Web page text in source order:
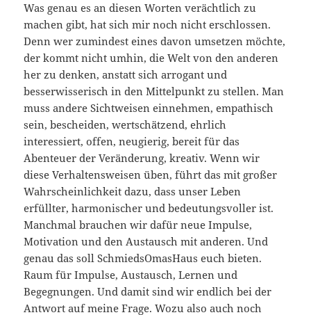
Was genau es an diesen Worten verächtlich zu
machen gibt, hat sich mir noch nicht erschlossen.
Denn wer zumindest eines davon umsetzen möchte,
der kommt nicht umhin, die Welt von den anderen
her zu denken, anstatt sich arrogant und
besserwisserisch in den Mittelpunkt zu stellen. Man
muss andere Sichtweisen einnehmen, empathisch
sein, bescheiden, wertschätzend, ehrlich
interessiert, offen, neugierig, bereit für das
Abenteuer der Veränderung, kreativ. Wenn wir
diese Verhaltensweisen üben, führt das mit großer
Wahrscheinlichkeit dazu, dass unser Leben
erfüllter, harmonischer und bedeutungsvoller ist.
Manchmal brauchen wir dafür neue Impulse,
Motivation und den Austausch mit anderen. Und
genau das soll SchmiedsOmasHaus euch bieten.
Raum für Impulse, Austausch, Lernen und
Begegnungen. Und damit sind wir endlich bei der
Antwort auf meine Frage. Wozu also auch noch